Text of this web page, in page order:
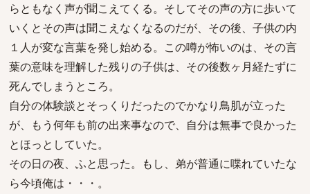
らともなく声が聞こえてくる。そしてその声の方に歩いて
いくとその声は聞こえなくなるのだが、その後、子供の内
１人が変な言葉を発し始める。この噂が怖いのは、その言
葉の意味を理解した残りの子供は、その後数ヶ月経たずに
死んでしまうところ。
自分の体験談とそっくりだったのでかなり鳥肌が立った
が、もう何年も前の出来事なので、自分は無事で良かった
とほっとしていた。
その日の夜、ふと思った。もし、弟が普通に喋れていたな
ら今頃俺は・・・。